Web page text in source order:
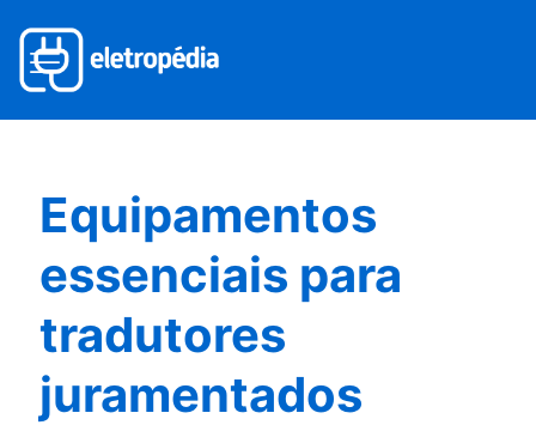
Equipamentos
essenciais para
tradutores
juramentados